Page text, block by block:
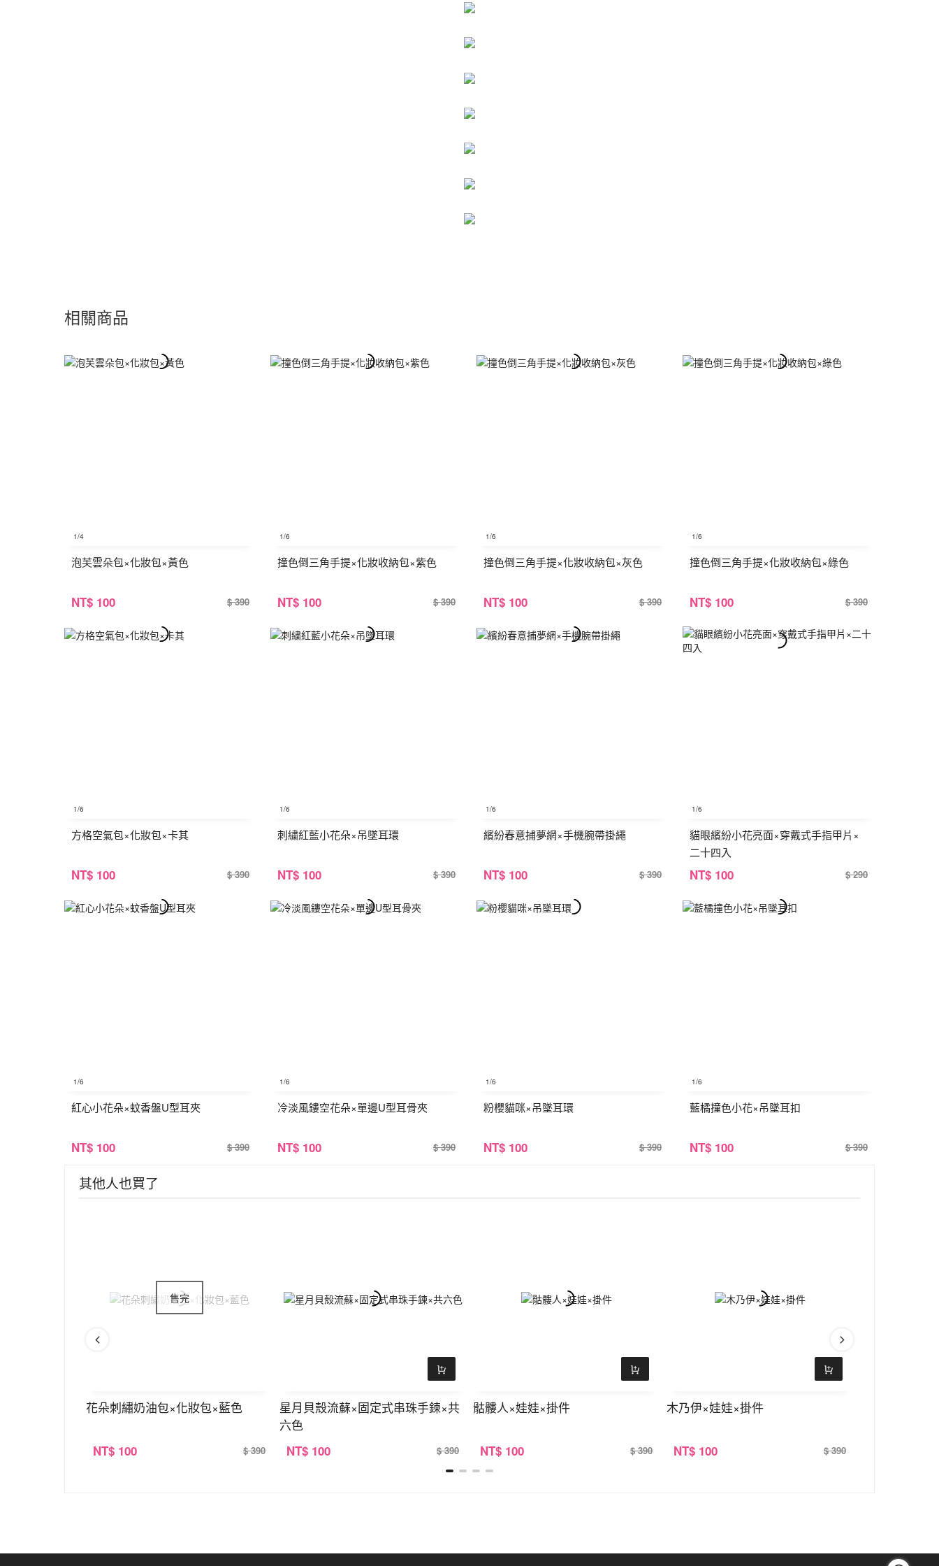
相關商品
1/4
泡芙雲朵包×化妝包×黃色
NT$ 100 $ 390
1/6
撞色倒三角手提×化妝收納包×紫色
NT$ 100 $ 390
1/6
撞色倒三角手提×化妝收納包×灰色
NT$ 100 $ 390
1/6
撞色倒三角手提×化妝收納包×綠色
NT$ 100 $ 390
1/6
方格空氣包×化妝包×卡其
NT$ 100 $ 390
1/6
刺繍紅藍小花朵×吊墜耳環
NT$ 100 $ 390
1/6
繽紛春意捕夢網×手機腕帶掛繩
NT$ 100 $ 390
1/6
貓眼繽紛小花亮面×穿戴式手指甲片×
二十四入
NT$ 100 $ 290
1/6
紅心小花朵×蚊香盤U型耳夾
NT$ 100 $ 390
1/6
冷淡風鏤空花朵×單邊U型耳骨夾
NT$ 100 $ 390
1/6
粉櫻貓咪×吊墜耳環
NT$ 100 $ 390
1/6
藍橘撞色小花×吊墜耳扣
NT$ 100 $ 390
其他人也買了
花朵刺繡奶油包×化妝包×藍色
NT$ 100 $ 390
星月貝殼流蘇×固定式串珠手鍊×共
六色
NT$ 100 $ 390
骷髏人×娃娃×掛件
NT$ 100 $ 390
木乃伊×娃娃×掛件
NT$ 100 $ 390